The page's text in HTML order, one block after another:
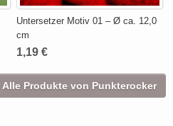
Untersetzer Motiv 01 – Ø ca. 12,0
cm
1,19 €
Alle Produkte von Punkterocker